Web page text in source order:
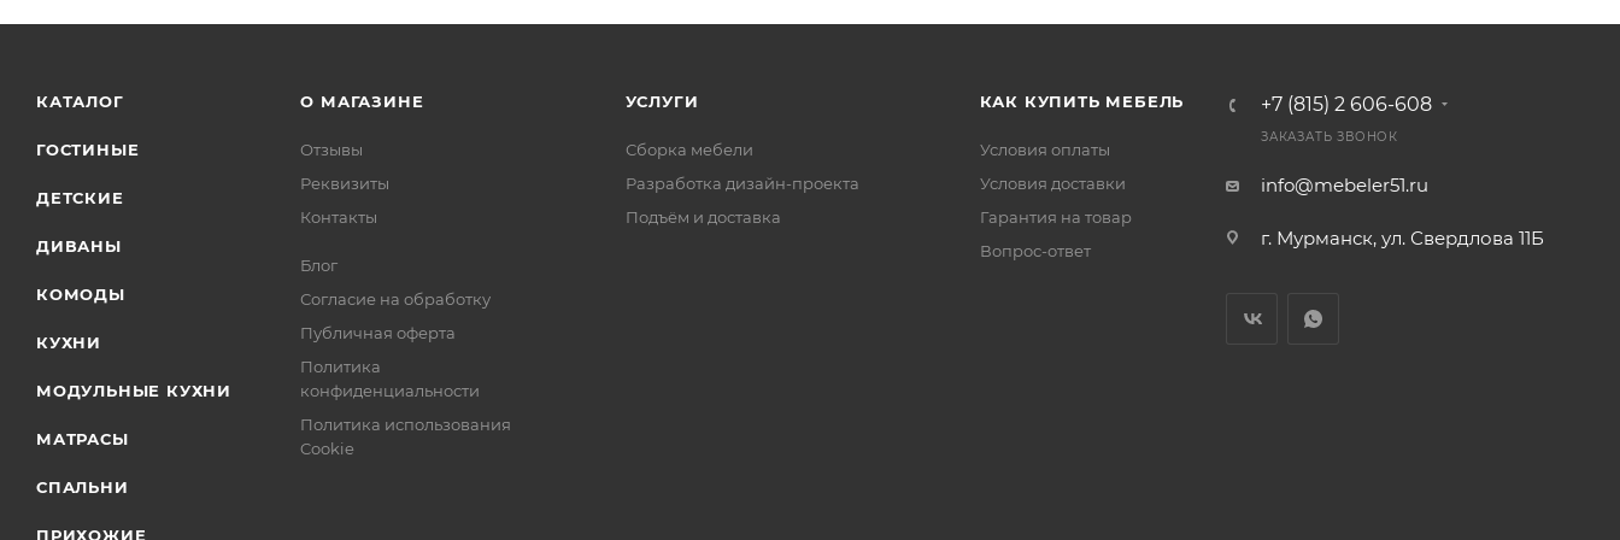
Тумба под мойку: Без столешницы, под накладную мойку
ШВ400/900 40 х 30 х 89.8 см - 1 шт.
ШВ800/900 80 х 30 х 89.8 см - 1 шт.
ШВСП800/900 80 х 30 х 89.8 см - 1 шт.
ШН800 80 х 50.6 х 82 см - 1 шт.
ШНМ800 80 х 50.6 х 82 см - 1 шт.
Столешница 80 см - 1 шт.
КАТАЛОГ
ГОСТИНЫЕ
ДЕТСКИЕ
ДИВАНЫ
КОМОДЫ
КУХНИ
МОДУЛЬНЫЕ КУХНИ
МАТРАСЫ
СПАЛЬНИ
ПРИХОЖИЕ
О МАГАЗИНЕ
Отзывы
Реквизиты
Контакты
Блог
Согласие на обработку
Публичная оферта
Политика
конфиденциальности
Политика использования
Cookie
УСЛУГИ
Сборка мебели
Разработка дизайн-проекта
Подъём и доставка
КАК КУПИТЬ МЕБЕЛЬ
Условия оплаты
Условия доставки
Гарантия на товар
Вопрос-ответ
+7 (815) 2 606-608
ЗАКАЗАТЬ ЗВОНОК
info@mebeler51.ru
г. Мурманск, ул. Свердлова 11Б